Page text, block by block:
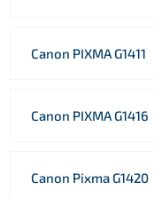
Canon PIXMA G1411
Canon PIXMA G1416
Canon Pixma G1420